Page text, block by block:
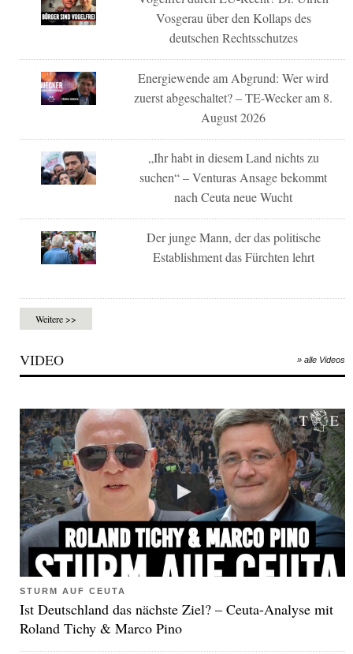
Vosgerau über den Kollaps des
deutschen Rechtsschutzes
Energiewende am Abgrund: Wer wird
zuerst abgeschaltet? – TE-Wecker am 8.
August 2026
„Ihr habt in diesem Land nichts zu
suchen“ – Venturas Ansage bekommt
nach Ceuta neue Wucht
Der junge Mann, der das politische
Establishment das Fürchten lehrt
Weitere >>
VIDEO » alle Videos
STURM AUF CEUTA
Ist Deutschland das nächste Ziel? – Ceuta-Analyse mit
Roland Tichy & Marco Pino